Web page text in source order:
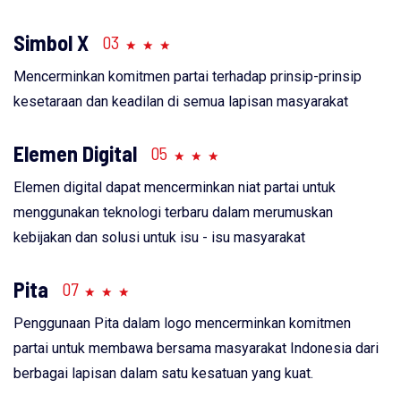
Simbol X 03
Mencerminkan komitmen partai terhadap prinsip-prinsip
kesetaraan dan keadilan di semua lapisan masyarakat
Elemen Digital 05
Elemen digital dapat mencerminkan niat partai untuk
menggunakan teknologi terbaru dalam merumuskan
kebijakan dan solusi untuk isu - isu masyarakat
Pita 07
Penggunaan Pita dalam logo mencerminkan komitmen
partai untuk membawa bersama masyarakat Indonesia dari
berbagai lapisan dalam satu kesatuan yang kuat.